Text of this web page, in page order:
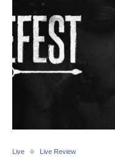
Live Live Review